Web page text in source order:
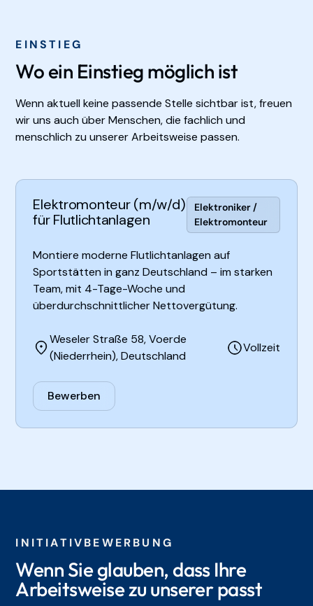
EINSTIEG
Wo ein Einstieg möglich ist
Wenn aktuell keine passende Stelle sichtbar ist, freuen
wir uns auch über Menschen, die fachlich und
menschlich zu unserer Arbeitsweise passen.
Elektromonteur (m/w/d)
für Flutlichtanlagen
Elektroniker /
Elektromonteur
Montiere moderne Flutlichtanlagen auf
Sportstätten in ganz Deutschland – im starken
Team, mit 4-Tage-Woche und
überdurchschnittlicher Nettovergütung.
Weseler Straße 58, Voerde
(Niederrhein), Deutschland
Vollzeit
Bewerben
INITIATIVBEWERBUNG
Wenn Sie glauben, dass Ihre
Arbeitsweise zu unserer passt